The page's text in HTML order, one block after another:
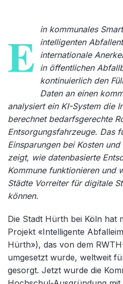
E in kommunales
intelligenten
internationale
in öffentlichen
kontinuierlich den
Daten an einen
analysiert ein KI-System die
berechnet bedarfsgerechte
Entsorgungsfahrzeuge. Das
Einsparungen bei Kosten
zeigt, wie datenbasierte
Kommune funktionieren und
Städte Vorreiter für digitale
können.
Die Stadt Hürth bei Köln hat
Projekt «Intelligente
Hürth»), das von dem
umgesetzt wurde, weltweit
gesorgt. Jetzt wurde die